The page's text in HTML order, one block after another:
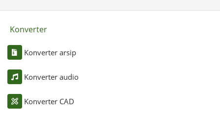
Konverter
Konverter arsip
Konverter audio
Konverter CAD